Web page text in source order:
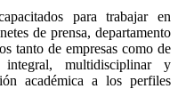
para trabajar en
de prensa, departamento
tanto de empresas como de
multidisciplinar y
académica a los perfiles